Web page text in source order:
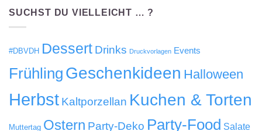
SUCHST DU VIELLEICHT … ?
#DBVDH Dessert Drinks Druckvorlagen Events
Frühling Geschenkideen Halloween
Herbst Kaltporzellan Kuchen & Torten
Muttertag Ostern Party-Deko Party-Food Salate